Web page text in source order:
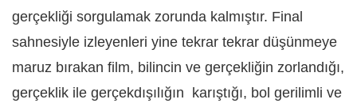
gerçekliği sorgulamak zorunda kalmıştır. Final
sahnesiyle izleyenleri yine tekrar tekrar düşünmeye
maruz bırakan film, bilincin ve gerçekliğin zorlandığı,
gerçeklik ile gerçekdışılığın karıştığı, bol gerilimli ve